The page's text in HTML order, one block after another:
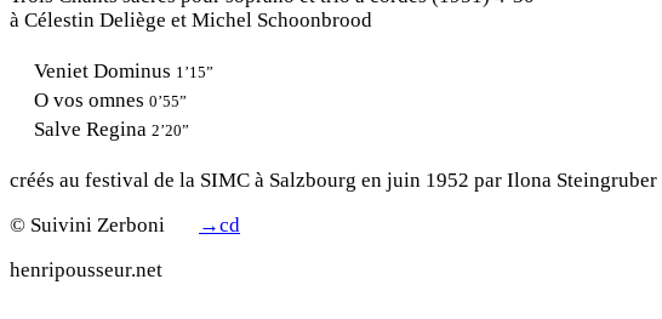
à Célestin Deliège et Michel Schoonbrood
Veniet Dominus 1’15”
O vos omnes 0’55”
Salve Regina 2’20”
créés au festival de la SIMC à Salzbourg en juin 1952 par Ilona
© Suivini Zerboni
→cd
henripousseur.net